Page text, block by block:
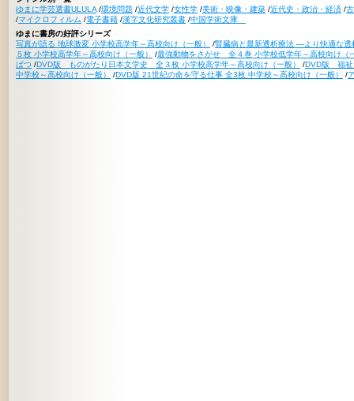
ゆまに学芸選書ULULA /環境問題 /近代文学 /女性学 /美術・映像・建築 /近代史・政治・経済 /
/マイクロフィルム /電子書籍 /漢字文化研究叢書 /中国学術文庫
ゆまに書房の好評シリーズ
写真が語る 地球激変 小学校高学年～高校向け（一般）
/腎臓病と最新透析療法 ―より快適な
５枚 小学校高学年～高校向け（一般）
/最強動物をさがせ 全４巻 小学校低学年～高校向け（
ばつ /DVD版 ものがたり日本文学史 全３枚 小学校高学年～高校向け（一般） /DVD版 福祉
中学校～高校向け（一般）
/DVD版 21世紀の命を守る仕事 全3枚 中学校～高校向け（一般） /